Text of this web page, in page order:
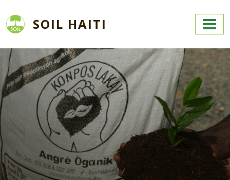
SOIL HAITI
Image